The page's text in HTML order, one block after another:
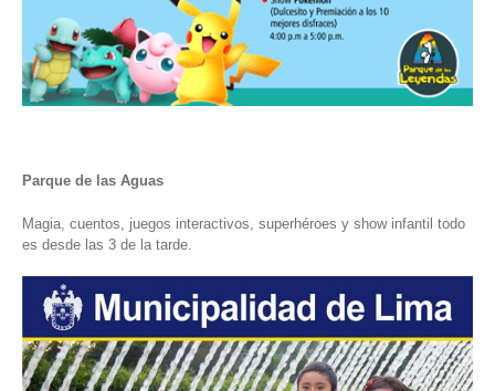
Parque de las Aguas
Magia, cuentos, juegos interactivos, superhéroes y show infantil todo
es desde las 3 de la tarde.